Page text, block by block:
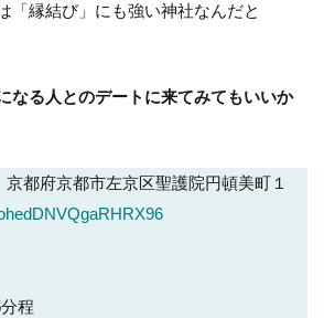
「縁結び」にも強い神社なんだと
なる人とのデートに来てみてもいいか
都府京都市左京区聖護院円頓美町１
程